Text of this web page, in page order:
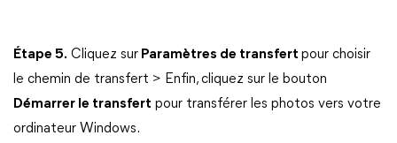
Étape 5. Cliquez sur Paramètres de transfert pour choisir
le chemin de transfert > Enfin, cliquez sur le bouton
Démarrer le transfert pour transférer les photos vers votre
ordinateur Windows.